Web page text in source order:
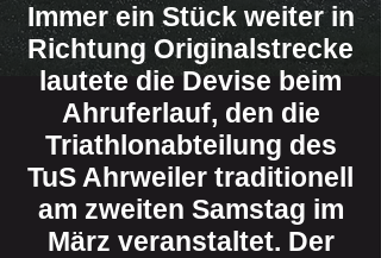
Immer ein Stück weiter in
Richtung Originalstrecke
lautete die Devise beim
Ahruferlauf, den die
Triathlonabteilung des
TuS Ahrweiler traditionell
am zweiten Samstag im
März veranstaltet. Der